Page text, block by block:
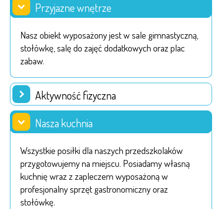
Przyjazne wnętrze
Nasz obiekt wyposażony jest w sale gimnastyczną,
stołówkę, salę do zajęć dodatkowych oraz plac
zabaw.
Aktywność fizyczna
Nasza kuchnia
Wszystkie posiłki dla naszych przedszkolaków
przygotowujemy na miejscu. Posiadamy własną
kuchnię wraz z zapleczem wyposażoną w
profesjonalny sprzęt gastronomiczny oraz
stołówkę.